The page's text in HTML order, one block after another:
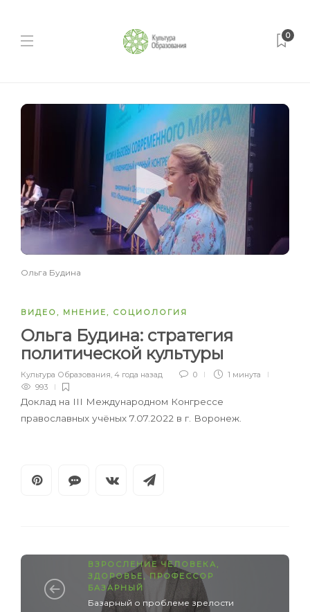
0
Ольга Будина
ВИДЕО, МНЕНИЕ, СОЦИОЛОГИЯ
Ольга Будина: стратегия
политической культуры
Культура Образования, 4 года назад 0
1 минута
993
Доклад на III Международном Конгрессе
православных учёных 7.07.2022 в г. Воронеж.
ВЗРОСЛЕНИЕ ЧЕЛОВЕКА
ЗДОРОВЬЕ
ПРОФЕССОР
БАЗАРНЫЙ
Базарный о проблеме зрелости